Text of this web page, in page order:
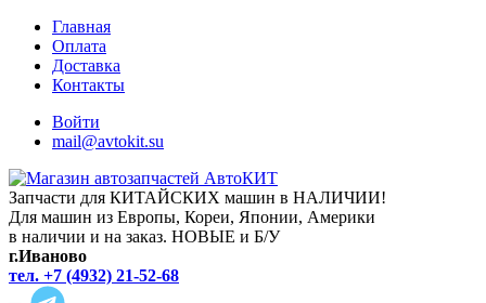
Главная
Оплата
Доставка
Контакты
Войти
mail@avtokit.su
Запчасти для КИТАЙСКИХ машин в НАЛИЧИИ!
Для машин из Европы, Кореи, Японии, Америки
в наличии и на заказ. НОВЫЕ и Б/У
г.Иваново
тел. +7 (4932) 21-52-68